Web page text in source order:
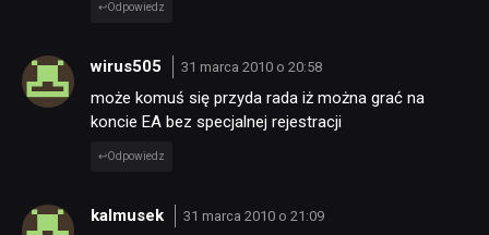
Odpowiedz
wirus505 31 marca 2010 o 20:58
może komuś się przyda rada iż można grać na
koncie EA bez specjalnej rejestracji
Odpowiedz
kalmusek 31 marca 2010 o 21:09